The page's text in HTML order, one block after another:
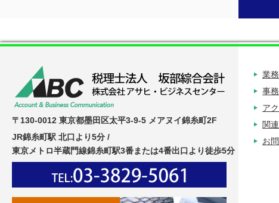
〒130-0012 東京都墨田区太平3-9-5 メアヌイ錦糸町2F
JR錦糸町駅 北口より5分 /
東京メトロ半蔵門線錦糸町駅3番または4番出口より徒歩5分
業
事
ア
関
お